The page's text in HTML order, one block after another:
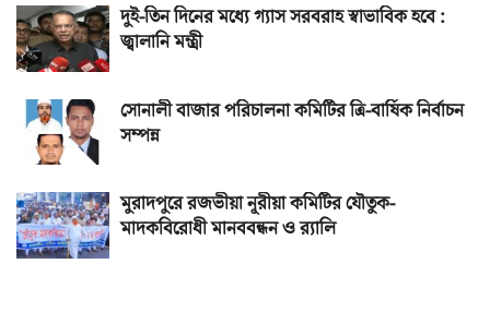
দুই-তিন দিনের মধ্যে গ্যাস সরবরাহ স্বাভাবিক হবে :
জ্বালানি মন্ত্রী
সোনালী বাজার পরিচালনা কমিটির ত্রি-বার্ষিক নির্বাচন
সম্পন্ন
মুরাদপুরে রজভীয়া নূরীয়া কমিটির যৌতুক-
মাদকবিরোধী মানববন্ধন ও র‌্যালি